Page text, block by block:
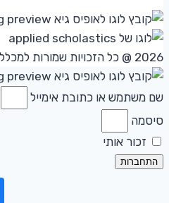
2026 @ כל הזכויות שמורות למכללה לחינוך חדש
שם משתמש או כתובת אימייל
סיסמה
זכור אותי
התחברות